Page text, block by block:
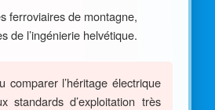
ferroviaires de montagne,
de l’ingénierie helvétique.
comparer l’héritage électrique
standards d’exploitation très